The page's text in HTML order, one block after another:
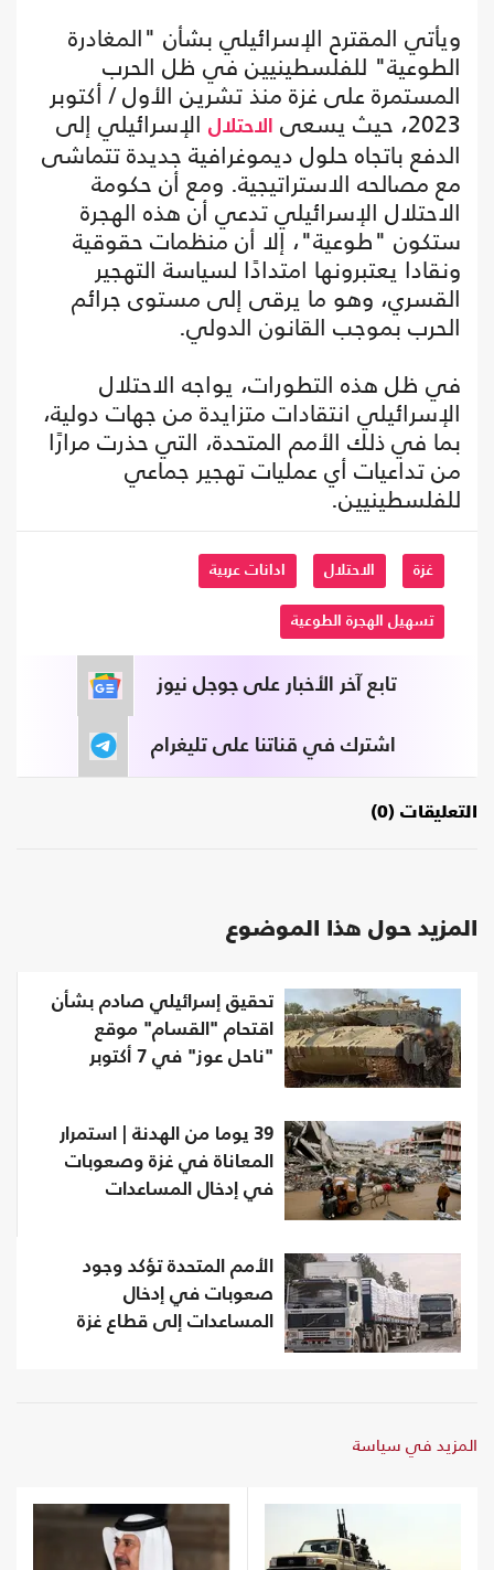
ويأتي المقترح الإسرائيلي بشأن "المغادرة
الطوعية" للفلسطينيين في ظل الحرب
المستمرة على غزة منذ تشرين الأول / أكتوبر
2023، حيث يسعى الاحتلال الإسرائيلي إلى
الدفع باتجاه حلول ديموغرافية جديدة تتماشى
مع مصالحه الاستراتيجية. ومع أن حكومة
الاحتلال الإسرائيلي تدعي أن هذه الهجرة
ستكون "طوعية"، إلا أن منظمات حقوقية
ونقادا يعتبرونها امتدادًا لسياسة التهجير
القسري، وهو ما يرقى إلى مستوى جرائم
الحرب بموجب القانون الدولي.
في ظل هذه التطورات، يواجه الاحتلال
الإسرائيلي انتقادات متزايدة من جهات دولية،
بما في ذلك الأمم المتحدة، التي حذرت مرارًا
من تداعيات أي عمليات تهجير جماعي
للفلسطينيين.
غزة الاحتلال ادانات عربية
تسهيل الهجرة الطوعية
تابع آخر الأخبار على جوجل نيوز
اشترك في قناتنا على تليغرام
التعليقات (0)
المزيد حول هذا الموضوع
تحقيق إسرائيلي صادم بشأن
اقتحام "القسام" موقع
"ناحل عوز" في 7 أكتوبر
39 يوما من الهدنة | استمرار
المعاناة في غزة وصعوبات
في إدخال المساعدات
الأمم المتحدة تؤكد وجود
صعوبات في إدخال
المساعدات إلى قطاع غزة
المزيد في سياسة